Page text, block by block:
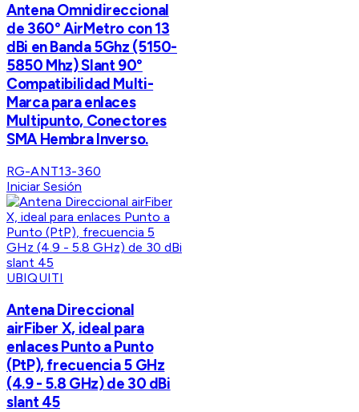
Antena Omnidireccional
de 360° AirMetro con 13
dBi en Banda 5Ghz (5150-
5850 Mhz) Slant 90°
Compatibilidad Multi-
Marca para enlaces
Multipunto, Conectores
SMA Hembra Inverso.
RG-ANT13-360
Iniciar Sesión
UBIQUITI
Antena Direccional
airFiber X, ideal para
enlaces Punto a Punto
(PtP), frecuencia 5 GHz
(4.9 - 5.8 GHz) de 30 dBi
slant 45